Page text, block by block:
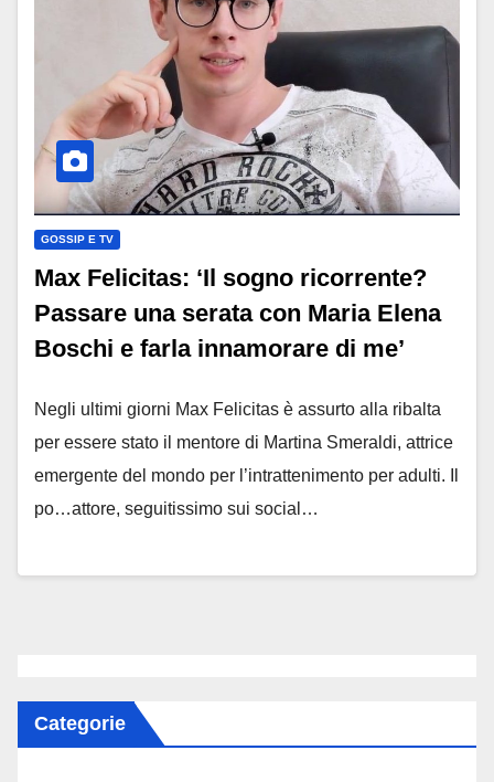
GOSSIP E TV
Max Felicitas: ‘Il sogno ricorrente?
Passare una serata con Maria Elena
Boschi e farla innamorare di me’
Negli ultimi giorni Max Felicitas è assurto alla ribalta
per essere stato il mentore di Martina Smeraldi, attrice
emergente del mondo per l’intrattenimento per adulti. Il
po…attore, seguitissimo sui social…
Categorie